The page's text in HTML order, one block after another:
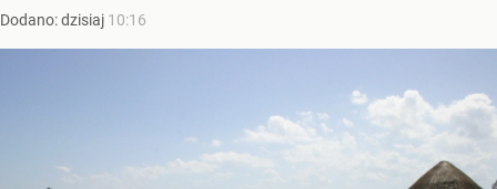
Dodano:dzisiaj 10:16